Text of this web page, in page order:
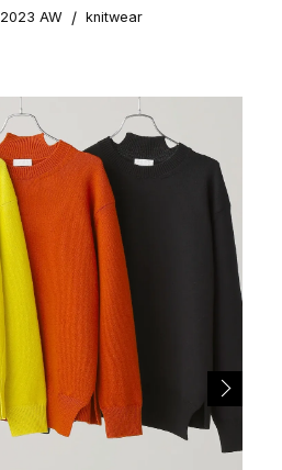
2023 AW / knitwear